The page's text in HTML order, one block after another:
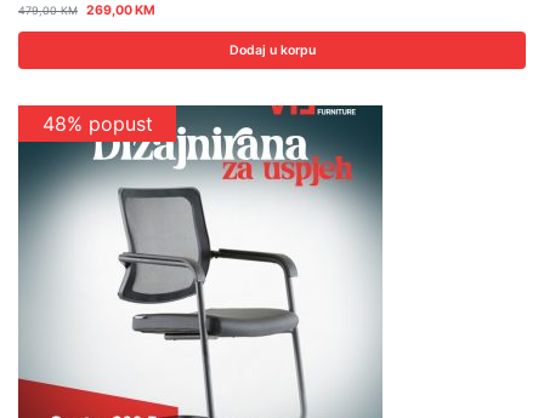
479,00KM 269,00KM
Dodaj u korpu
48% popust
Popust 15%